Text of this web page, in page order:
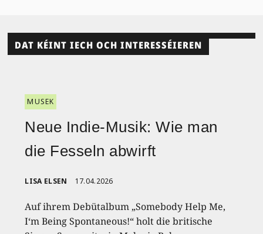
DAT KÉINT IECH OCH INTERESSÉIEREN
MUSEK
Neue Indie-Musik: Wie man
die Fesseln abwirft
LISA ELSEN 17.04.2026
Auf ihrem Debütalbum „Somebody Help Me,
I‘m Being Spontaneous!“ holt die britische